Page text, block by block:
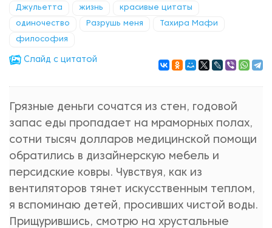
Джульетта жизнь красивые цитаты
одиночество Разрушь меня Тахира Мафи
философия
Cлайд с цитатой
Грязные деньги сочатся из стен, годовой
запас еды пропадает на мраморных полах,
сотни тысяч долларов медицинской помощи
обратились в дизайнерскую мебель и
персидские ковры. Чувствуя, как из
вентиляторов тянет искусственным теплом,
я вспоминаю детей, просивших чистой воды.
Прищурившись, смотрю на хрустальные